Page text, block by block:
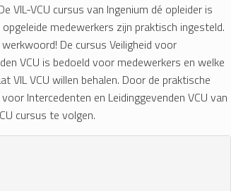
VIL-VCU cursus van Ingenium dé opleider is
medewerkers zijn praktisch ingesteld.
De cursus Veiligheid voor
VCU is bedoeld voor medewerkers en welke
VIL VCU willen behalen. Door de praktische
Intercedenten en Leidinggevenden VCU van
cursus te volgen.